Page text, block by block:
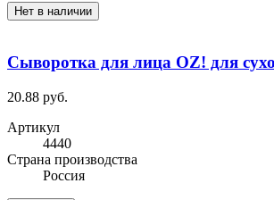
Нет в наличии
Сыворотка для лица OZ! для
20.88 руб.
Артикул
4440
Cтрана производства
Россия